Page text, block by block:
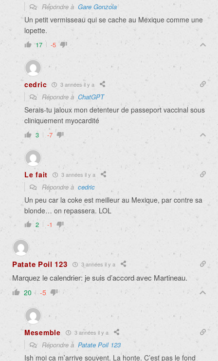
Répondre à Gare Gonzola
Un petit vermisseau qui se cache au Mexique comme une
lopette.
17 -5
cedric 3 années il y a
Répondre à ChatGPT
Serais-tu jaloux mon detenteur de passeport vaccinal sous
cliniquement myocardité
3 -7
Le fait 3 années il y a
Répondre à cedric
Un peu car la coke est meilleur au Mexique, par contre sa
blonde… on repassera. LOL
2 -1
Patate Poil 123 3 années il y a
Marquez le calendrier: je suis d’accord avec Martineau.
20 -5
Mesemble 3 années il y a
Répondre à Patate Poil 123
Ish moi ca m’arrive souvent. La honte. C’est pas le fond